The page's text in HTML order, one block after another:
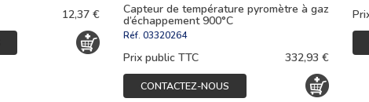
12,37 € Capteur de température pyromètre à gaz
d’échappement 900°C
Réf. 03320264
Prix public TTC 332,93 €
CONTACTEZ-NOUS